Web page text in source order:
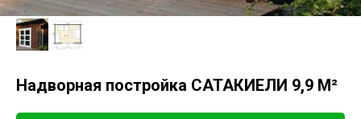
Надворная постройка САТАКИЕЛИ 9,9 М²